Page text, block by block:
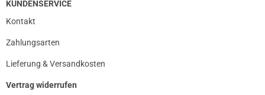
KUNDENSERVICE
Kontakt
Zahlungsarten
Lieferung & Versandkosten
Vertrag widerrufen